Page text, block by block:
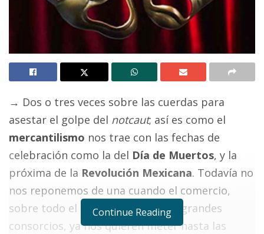
→ Dos o tres veces sobre las cuerdas para
asestar el golpe del notcaut; así es como el
mercantilismo nos trae con las fechas de
celebración como la del Día de Muertos, y la
próxima de la Revolución Mexicana. Todavía no
nos reponemos de una cuando el comercio,
sobre todo el que comprende los grandes
consorcios, ya nos quieren meter hasta las
Continue Reading